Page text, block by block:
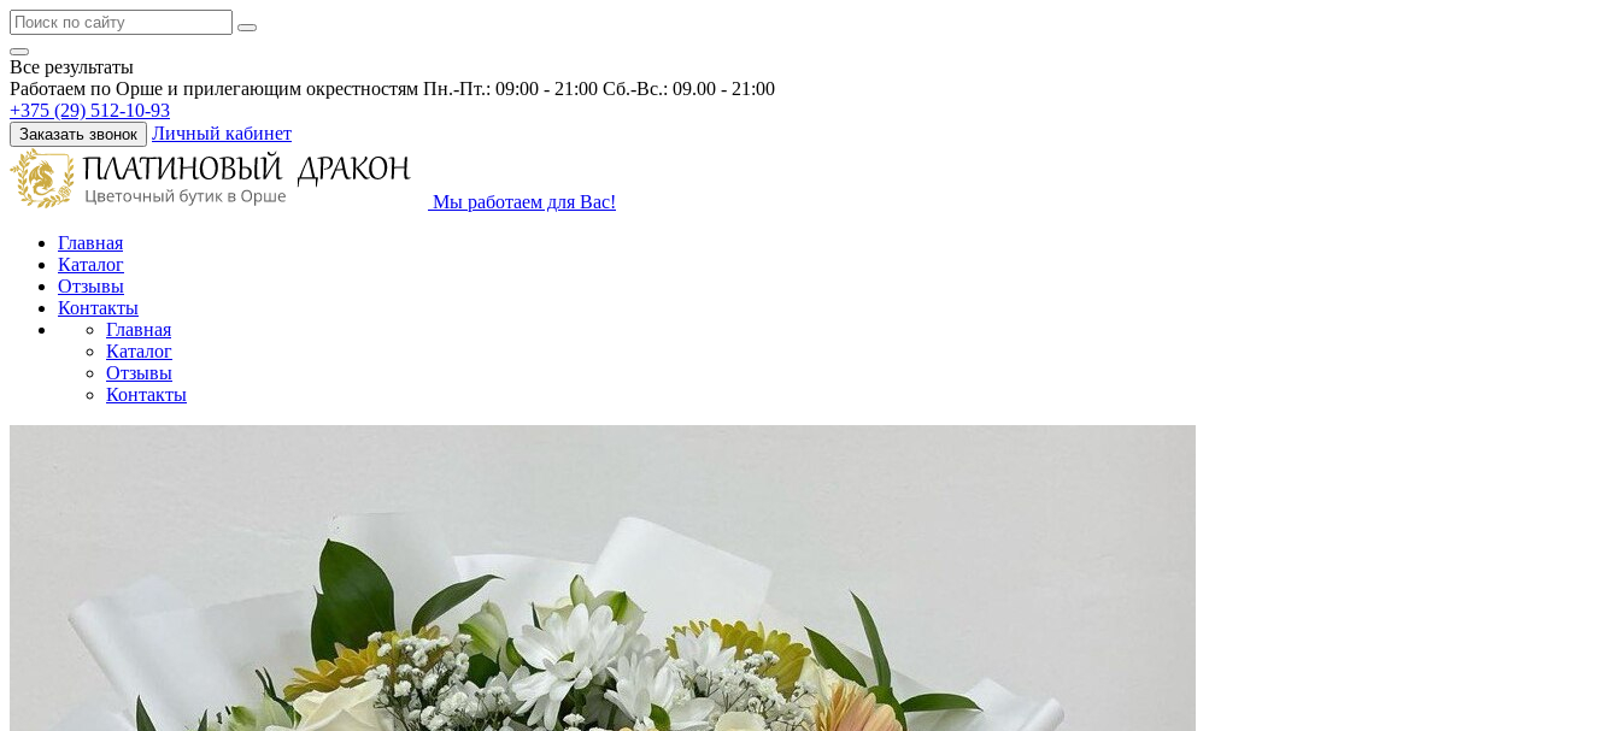
Все результаты
Работаем по Орше и прилегающим окрестностям Пн.-Пт.: 09:00 - 21:00 Сб.-Вс.: 09.00 - 21:00
+375 (29) 512-10-93
Заказать звонок Личный кабинет
Мы работаем для Вас!
Главная
Каталог
Отзывы
Контакты
Главная
Каталог
Отзывы
Контакты